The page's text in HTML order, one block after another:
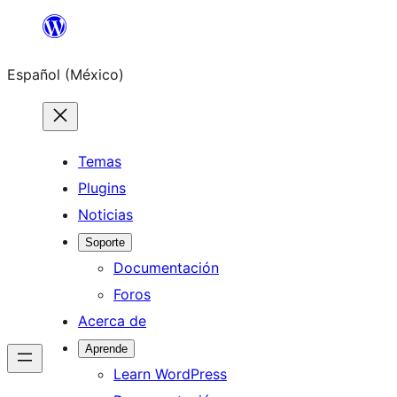
Saltar
contenido
Español (México)
Temas
Plugins
Noticias
Soporte
Documentación
Foros
Acerca de
Aprende
Learn WordPress